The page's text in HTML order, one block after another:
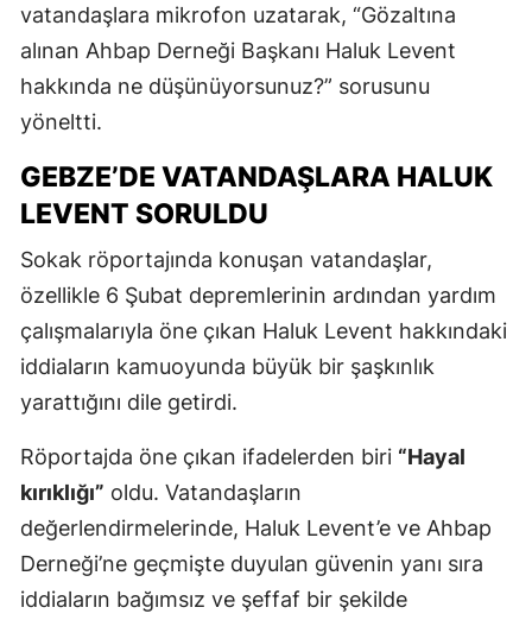
vatandaşlara mikrofon uzatarak, “Gözaltına
alınan Ahbap Derneği Başkanı Haluk Levent
hakkında ne düşünüyorsunuz?” sorusunu
yöneltti.
GEBZE’DE VATANDAŞLARA HALUK
LEVENT SORULDU
Sokak röportajında konuşan vatandaşlar,
özellikle 6 Şubat depremlerinin ardından yardım
çalışmalarıyla öne çıkan Haluk Levent hakkındaki
iddiaların kamuoyunda büyük bir şaşkınlık
yarattığını dile getirdi.
Röportajda öne çıkan ifadelerden biri “Hayal
kırıklığı” oldu. Vatandaşların
değerlendirmelerinde, Haluk Levent’e ve Ahbap
Derneği’ne geçmişte duyulan güvenin yanı sıra
iddiaların bağımsız ve şeffaf bir şekilde